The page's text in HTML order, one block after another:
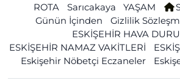
ROTA
Sarıcakaya YAŞAM
Günün İçinden
Gizlilik
ESKİŞEHİR HAVA
ESKİŞEHİR NAMAZ VAKİTLERİ
Eskişehir Nöbetçi Eczaneler